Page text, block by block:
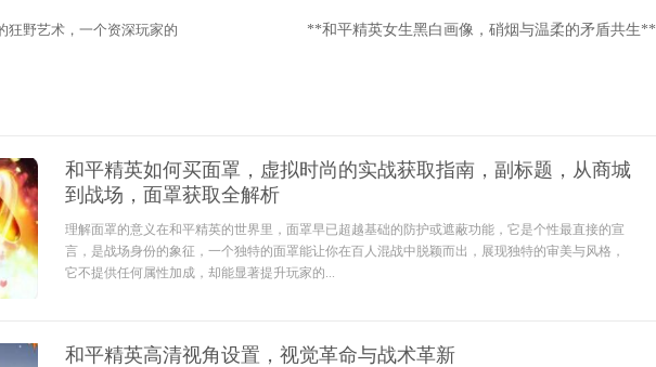
野艺术，一个资深玩家的
**和平精英女生黑白画像，硝烟与温柔的矛盾共生**
和平精英如何买面罩，虚拟时尚的实战获取指南，副标题，从商城
到战场，面罩获取全解析
理解面罩的意义在和平精英的世界里，面罩早已超越基础的防护或遮蔽功能，它是个性最直接的宣
言，是战场身份的象征，一个独特的面罩能让你在百人混战中脱颖而出，展现独特的审美与风格，
它不提供任何属性加成，却能显著提升玩家的...
和平精英高清视角设置，视觉革命与战术革新